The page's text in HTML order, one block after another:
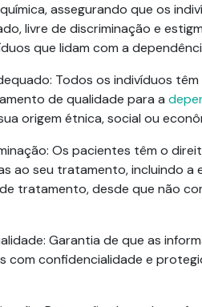
, assegurando que os
livre de discriminação e
que lidam com a
: Todos os indivíduos
de qualidade para a
origem étnica, social ou
: Os pacientes têm o
ao seu tratamento, incluindo a
tratamento, desde que não
: Garantia de que as
com confidencialidade e